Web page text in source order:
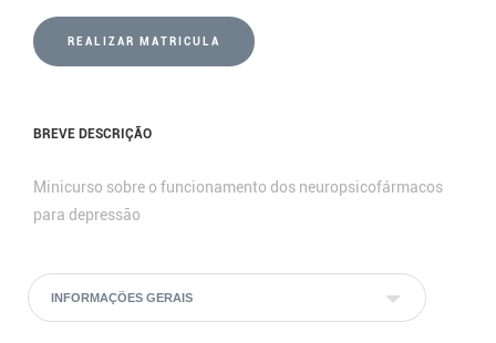
REALIZAR MATRICULA
BREVE DESCRIÇÃO
Minicurso sobre o funcionamento dos neuropsicofármacos
para depressão